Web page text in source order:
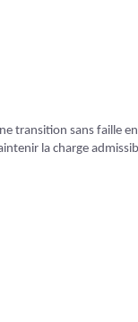
transition sans faille
la charge